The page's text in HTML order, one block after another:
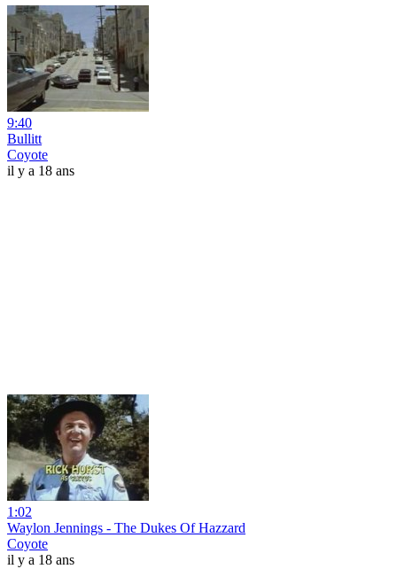
9:40
Bullitt
Coyote
il y a 18 ans
1:02
Waylon Jennings - The Dukes Of Hazzard
Coyote
il y a 18 ans